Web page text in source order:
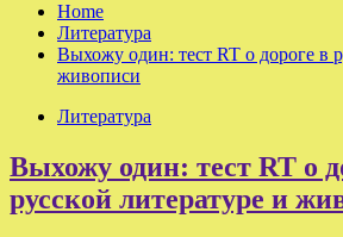
Home
Литература
Выхожу один: тест RT о дороге в
живописи
Литература
Выхожу один: тест RT о
русской литературе и